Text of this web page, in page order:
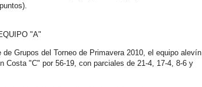
"A"
de Grupos del Torneo de Primavera 2010, el equipo alevín
Costa "C" por 56-19, con parciales de 21-4, 17-4, 8-6 y